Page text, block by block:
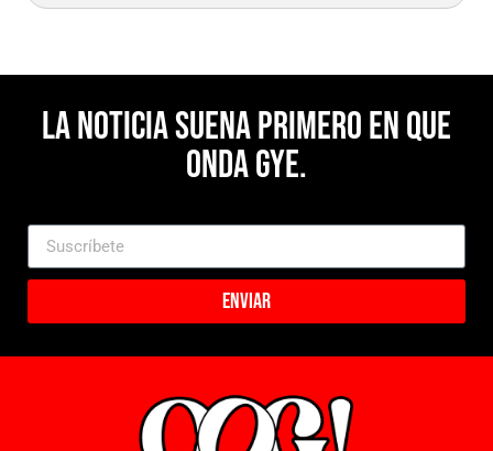
La noticia suena primero en Que
Onda Gye.
Enviar